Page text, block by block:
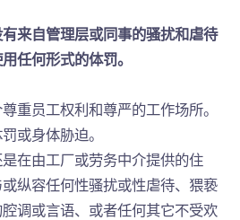
来自管理层或同事的骚扰和虐待
任何形式的体罚。
重员工权利和尊严的工作场所。
或身体胁迫。
在由工厂或劳务中介提供的住
纵容任何性骚扰或性虐待、猥亵
调或言语、或者任何其它不受欢